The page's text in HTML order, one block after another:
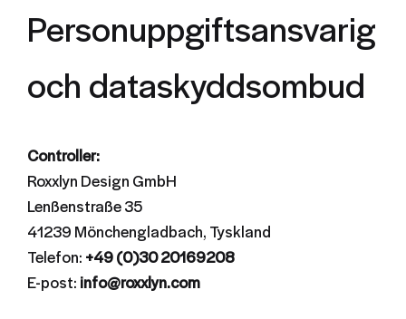
Personuppgiftsansvarig
och dataskyddsombud
Controller:
Roxxlyn Design GmbH
Lenßenstraße 35
41239 Mönchengladbach, Tyskland
Telefon: +49 (0)30 20169208
E-post: info@roxxlyn.com